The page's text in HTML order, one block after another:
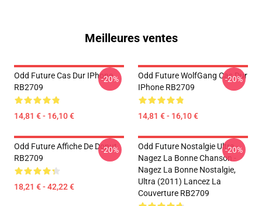
Meilleures ventes
Odd Future Cas Dur IPhone
RB2709
14,81 € - 16,10 €
-20%
Odd Future WolfGang Cas Dur
IPhone RB2709
14,81 € - 16,10 €
-20%
Odd Future Affiche De Donut
RB2709
18,21 € - 42,22 €
-20%
Odd Future Nostalgie Ultra -
Nagez La Bonne Chanson -
Nagez La Bonne Nostalgie,
Ultra (2011) Lancez La
Couverture RB2709
-20%